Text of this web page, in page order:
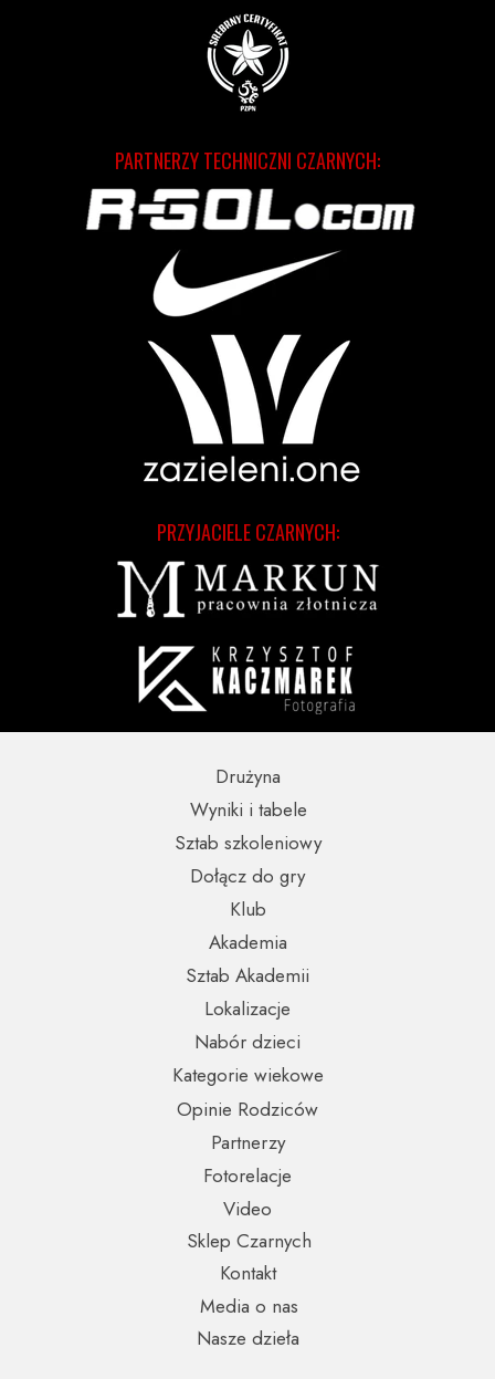
PRZYJACIELE CZARNYCH:
PARTNERZY TECHNICZNI CZARNYCH:
Partnerzy
Opinie Rodziców
Nabór dzieci
Wyniki i tabele
Sklep Czarnych
Video
Fotorelacje
Kontakt
Media o nas
Kategorie wiekowe
Lokalizacje
Sztab szkoleniowy
Sztab Akademii
Dołącz do gry
Nasze dzieła
Drużyna
Akademia
Klub